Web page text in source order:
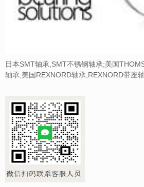
日本SMT轴承,SMT不锈钢轴承;美国
轴承;美国REXNORD轴承,REXNORD带座